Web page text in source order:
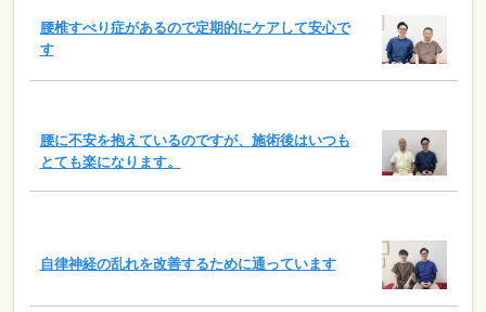
腰椎すべり症があるので定期的にケアして安心で
す
腰に不安を抱えているのですが、施術後はいつも
とても楽になります。
自律神経の乱れを改善するために通っています